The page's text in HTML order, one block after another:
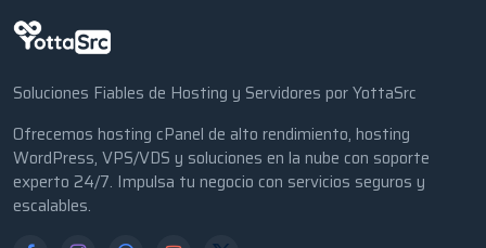
Soluciones Fiables de Hosting y Servidores por YottaSrc
Ofrecemos hosting cPanel de alto rendimiento, hosting
WordPress, VPS/VDS y soluciones en la nube con soporte
experto 24/7. Impulsa tu negocio con servicios seguros y
escalables.